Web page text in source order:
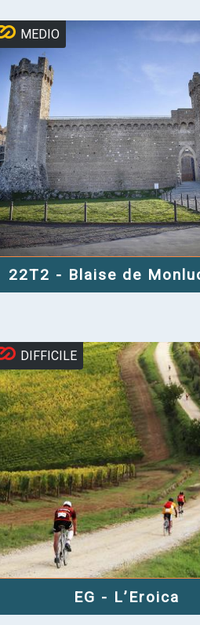
MEDIO
22T2 - Blaise de
DIFFICILE
EG - L’Eroica